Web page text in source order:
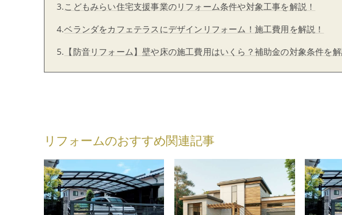
3.こどもみらい住宅支援事業のリフォーム条件や対象工事を解説！
4.ベランダをカフェテラスにデザインリフォーム！施工費用を解説！
5. 【防音リフォーム】壁や床の施工費用はいくら？補助金の対象条件を解
リフォームのおすすめ関連記事